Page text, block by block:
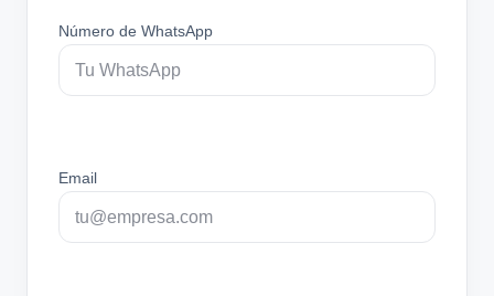
Número de WhatsApp
Email